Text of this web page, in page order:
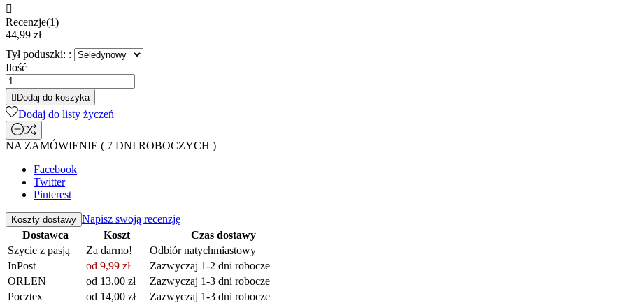

Recenzje(1)
44,99 zł
Tył poduszki: :
Ilość
Dodaj do koszyka
Dodaj do listy życzeń
NA ZAMÓWIENIE ( 7 DNI ROBOCZYCH )
Facebook
Twitter
Pinterest
Koszty dostawy Napisz swoją recenzję
Dostawca
Koszt
Czas dostawy
Szycie z pasją
Za darmo!
Odbiór natychmiastowy
InPost
od 9,99 zł
Zazwyczaj 1-2 dni robocze
ORLEN
od 13,00 zł
Zazwyczaj 1-3 dni robocze
Pocztex
od 14,00 zł
Zazwyczaj 1-3 dni robocze